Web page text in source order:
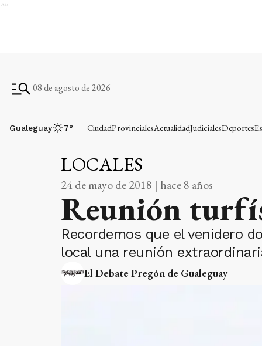
Ads
08 de agosto de 2026
Gualeguay 7° CiudadProvincialesActualidadJudicialesDeportes
LOCALES
24 de mayo de 2018 | hace 8 años
Reunión
Recordemos que el venidero
local una reunión
El Debate Pregón de Gualeguay